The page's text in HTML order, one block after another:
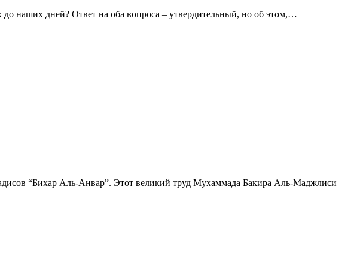
наших дней? Ответ на оба вопроса – утвердительный, но об этом,…